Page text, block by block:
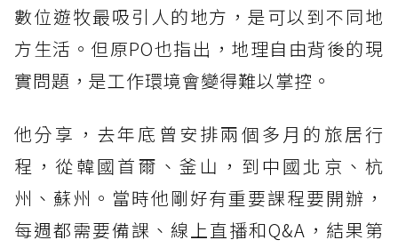
數位遊牧最吸引人的地方，是可以到不同地
方生活。但原PO也指出，地理自由背後的現
實問題，是工作環境會變得難以掌控。
他分享，去年底曾安排兩個多月的旅居行
程，從韓國首爾、釜山，到中國北京、杭
州、蘇州。當時他剛好有重要課程要開辦，
每週都需要備課、線上直播和Q&A，結果第